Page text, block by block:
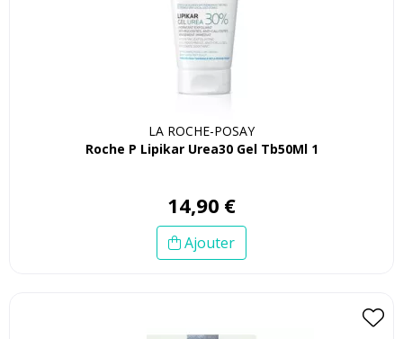
LA ROCHE-POSAY
Roche P Lipikar Urea30 Gel Tb50Ml 1
14,90 €
Ajouter